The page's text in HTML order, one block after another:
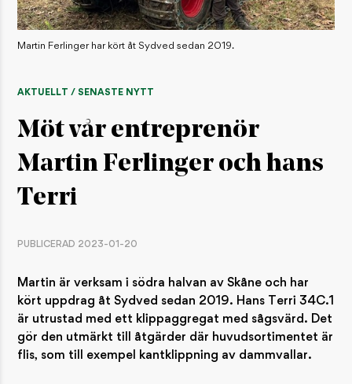
Martin Ferlinger har kört åt Sydved sedan 2019.
AKTUELLT / SENASTE NYTT
Möt vår entreprenör
Martin Ferlinger och hans
Terri
PUBLICERAD 2023-01-20
Martin är verksam i södra halvan av Skåne och har
kört uppdrag åt Sydved sedan 2019. Hans Terri 34C.1
är utrustad med ett klippaggregat med sågsvärd. Det
gör den utmärkt till åtgärder där huvudsortimentet är
flis, som till exempel kantklippning av dammvallar.